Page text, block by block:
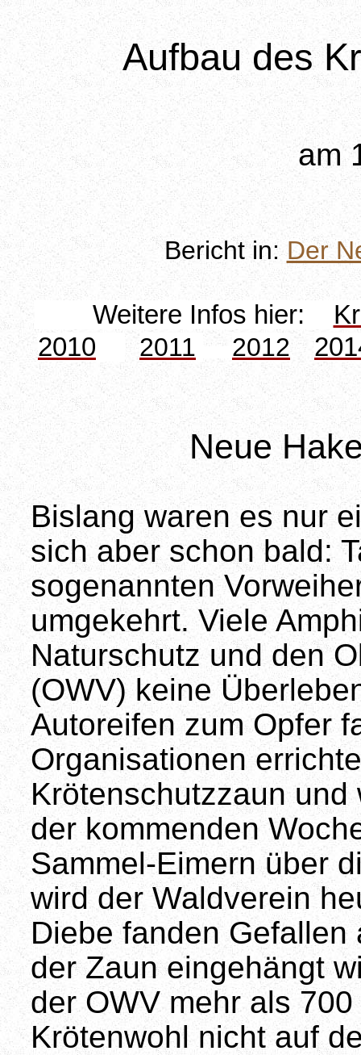
Aufbau des
am
Bericht in: Der
Weitere Infos hier:
2010
2011 2012
Neue
Bislang waren es nur
sich aber schon bald:
sogenannten
umgekehrt. Viele
Naturschutz und den
(OWV) keine
Autoreifen zum Opfer
Organisationen
Krötenschutzzaun
der kommenden
Sammel-Eimern über
wird der Waldverein
Diebe fanden
der Zaun eingehängt
der OWV mehr als
Krötenwohl nicht auf